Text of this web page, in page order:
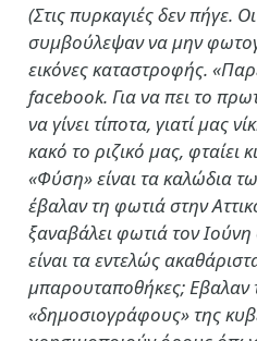
(Στις πυρκαγιές δεν πήγε.
συμβούλεψαν να μην
εικόνες καταστροφής.
facebook. Για να πει το
να γίνει τίποτα, γιατί μας
κακό το ριζικό μας, φταίει
«Φύση» είναι τα καλώδια
έβαλαν τη φωτιά στην
ξαναβάλει φωτιά τον
είναι τα εντελώς
μπαρουταποθήκες; Εβαλαν
«δημοσιογράφους» της